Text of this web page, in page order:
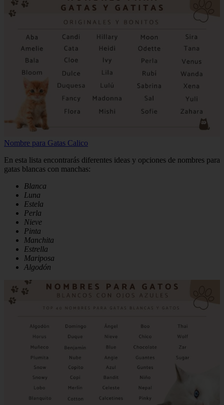
Nombre para Gatas Calico
En esta lista encontrarás diferentes ideas y opciones de nombres para
gatas blancas con manchas:
Blanca
Luna
Estela
Perla
Nieve
Pinta
Manchita
Estrella
Mariposa
Algodón